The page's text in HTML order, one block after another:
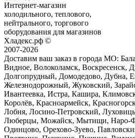
Интернет-магазин
холодильного, теплового,
нейтрального, торгового
оборудования для магазинов
Хладекс.рф ©
2007-2026
Доставим ваш заказ в города МО:
Видное, Волоколамск, Воскресенск,
Долгопрудный, Домодедово, Дубна,
Железнодорожный, Жуковский,
Ивантеевка, Истра, Кашира,
Королёв, Красноармейск,
Лобня, Лосино-Петровский,
Люберцы, Можайск, Мытищи, Наро-
Одинцово, Орехово-Зуево,